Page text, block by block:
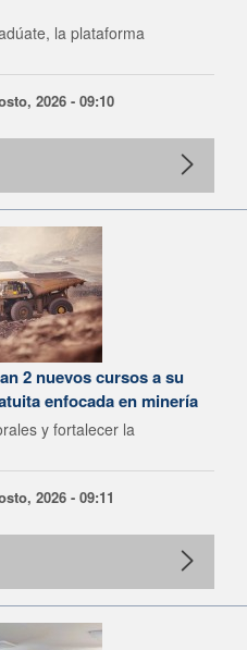
la plataforma
2026 - 09:10
2 nuevos cursos a su
enfocada en minería
y fortalecer la
2026 - 09:11